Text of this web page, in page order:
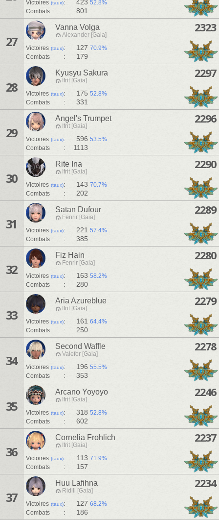
Victoires (taux): 423 52.8%
Combats
: 801
27
Vanna Volga
Alexander [Gaia]
Victoires (taux): 127 70.9%
Combats
: 179
2323
28
Kyusyu Sakura
Ifrit [Gaia]
Victoires (taux): 175 52.8%
Combats
: 331
2297
29
Angel's Trumpet
Ifrit [Gaia]
Victoires (taux): 596 53.5%
Combats
: 1113
2296
30
Rite Ina
Ifrit [Gaia]
Victoires (taux): 143 70.7%
Combats
: 202
2290
31
Satan Dufour
Fenrir [Gaia]
Victoires (taux): 221 57.4%
Combats
: 385
2289
32
Fiz Hain
Fenrir [Gaia]
Victoires (taux): 163 58.2%
Combats
: 280
2280
33
Aria Azureblue
Ifrit [Gaia]
Victoires (taux): 161 64.4%
Combats
: 250
2279
34
Second Waffle
Valefor [Gaia]
Victoires (taux): 196 55.5%
Combats
: 353
2278
35
Arcano Yoyoyo
Ifrit [Gaia]
Victoires (taux): 318 52.8%
Combats
: 602
2246
36
Cornelia Frohlich
Ifrit [Gaia]
Victoires (taux): 113 71.9%
Combats
: 157
2237
37
Huu Lafihna
Ridill [Gaia]
Victoires (taux): 127 68.2%
Combats
: 186
2234